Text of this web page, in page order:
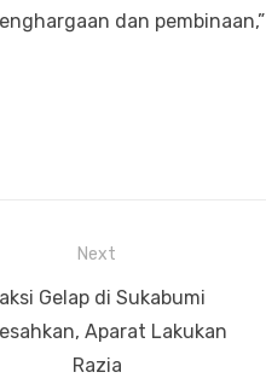
dan pembinaan,”
Next
Gelap di Sukabumi
Aparat Lakukan
Razia